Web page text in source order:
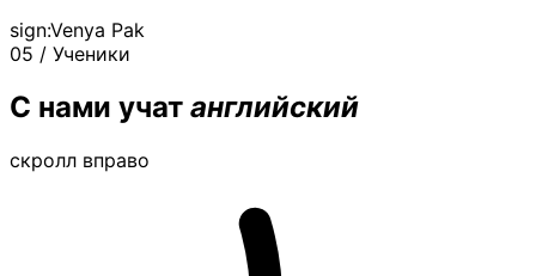
sign:Venya Pak
05 / Ученики
С нами учат английский
скролл вправо